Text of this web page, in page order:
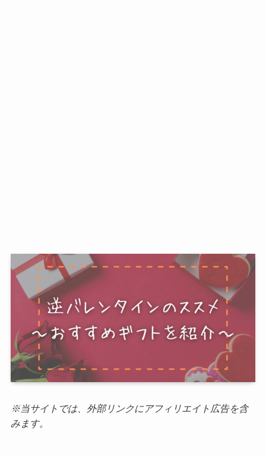
※当サイトでは、外部リンクにアフィリエイト広告を含
みます。